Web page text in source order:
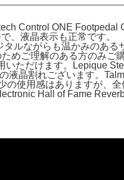
Control ONE Footpedal
、液晶表示も正常です。
ルながらも温かみのある
めご理解のある方のみご
いただけます。Lepique
液晶割れございます。
の使用感はありますが、全
Hall of Fame